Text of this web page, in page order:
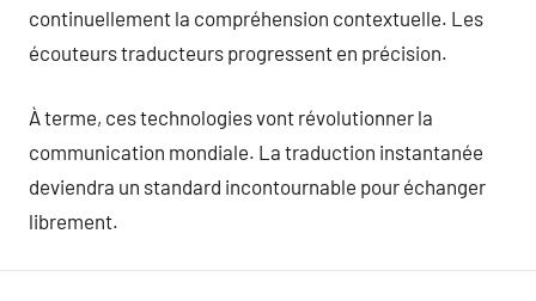
continuellement la compréhension contextuelle. Les
écouteurs traducteurs progressent en précision.
À terme, ces technologies vont révolutionner la
communication mondiale. La traduction instantanée
deviendra un standard incontournable pour échanger
librement.